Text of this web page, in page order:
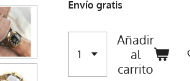
Envío gratis
Añadir
al
carrito